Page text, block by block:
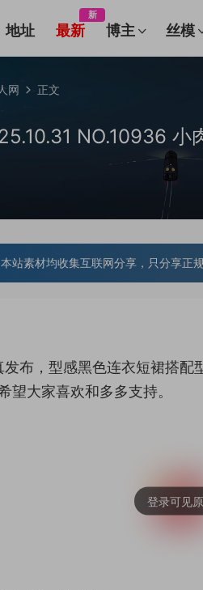
地址 最新
新
博主 丝模
网 正文
NO.10936
本站素材均收集互联网分享，只分享正
布，型感黑色连衣短裙搭
望大家喜欢和多多支持。